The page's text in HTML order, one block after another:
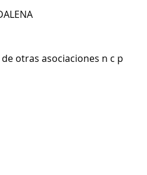
otras asociaciones n c p